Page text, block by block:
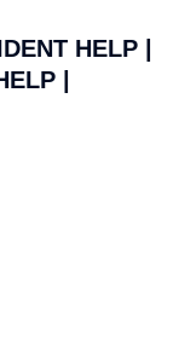
HELP |
|